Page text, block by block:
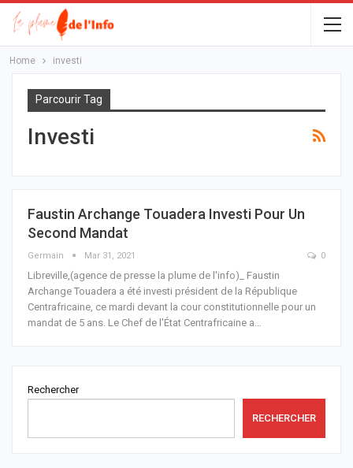
Home investi
Parcourir Tag
Investi
Faustin Archange Touadera Investi Pour Un
Second Mandat
Germain Mar 31, 2021 0
Libreville,(agence de presse la plume de l'info)_ Faustin
Archange Touadera a été investi président de la République
Centrafricaine, ce mardi devant la cour constitutionnelle pour un
mandat de 5 ans. Le Chef de l'État Centrafricaine a…
Rechercher
RECHERCHER